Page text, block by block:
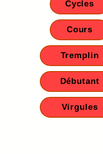
Cycles
Cours
Tremplin
Débutant
Virgules